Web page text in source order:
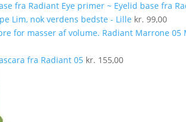
Eye primer ~ Eyelid base fra
Lim, nok verdens bedste - Lille kr. 99,00
fra Radiant 05 kr. 155,00